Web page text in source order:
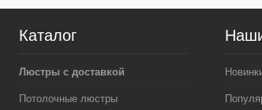
Каталог
Люстры с доставкой
Потолочные люстры